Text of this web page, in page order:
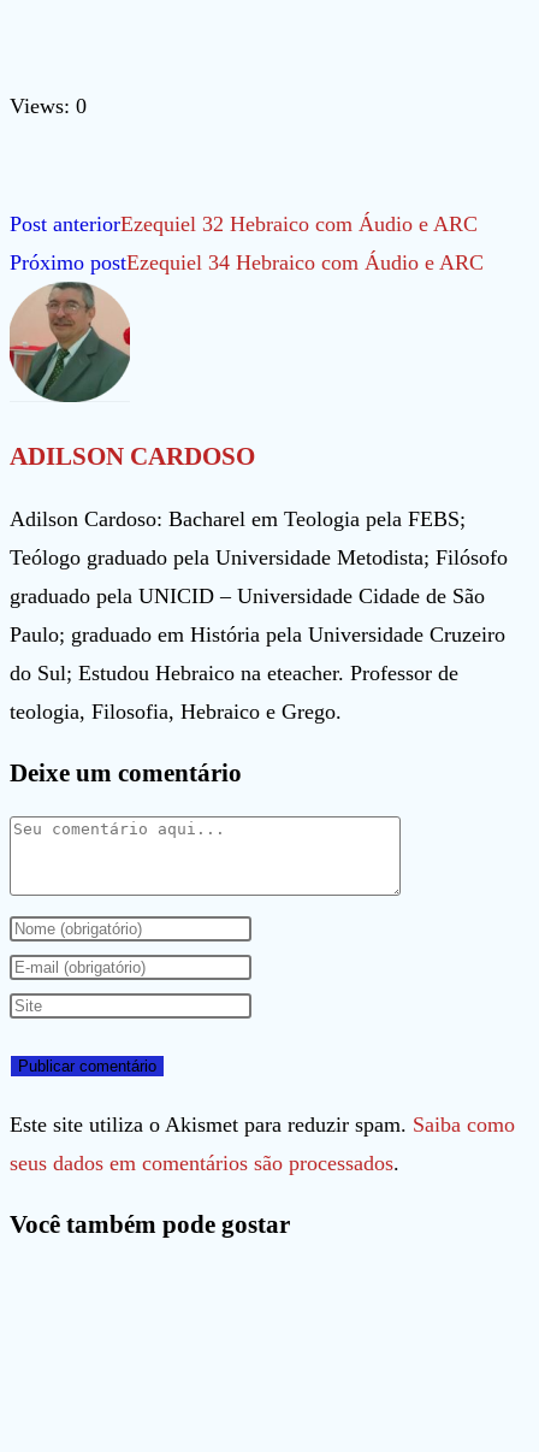
Views: 0
Leia
mais
artigos
Post anteriorEzequiel 32 Hebraico com Áudio e ARC
Próximo postEzequiel 34 Hebraico com Áudio e ARC
ADILSON CARDOSO
Adilson Cardoso: Bacharel em Teologia pela FEBS;
Teólogo graduado pela Universidade Metodista; Filósofo
graduado pela UNICID – Universidade Cidade de São
Paulo; graduado em História pela Universidade Cruzeiro
do Sul; Estudou Hebraico na eteacher. Professor de
teologia, Filosofia, Hebraico e Grego.
Deixe um comentário
Comentário
Digite
seu
nome
nome
de
usuário
comentar
Digite
seu
de
e-
mail
comentar
Digite
URL
do
seu
(opcional)
Este site utiliza o Akismet para reduzir spam. Saiba como
seus dados em comentários são processados.
Você também pode gostar